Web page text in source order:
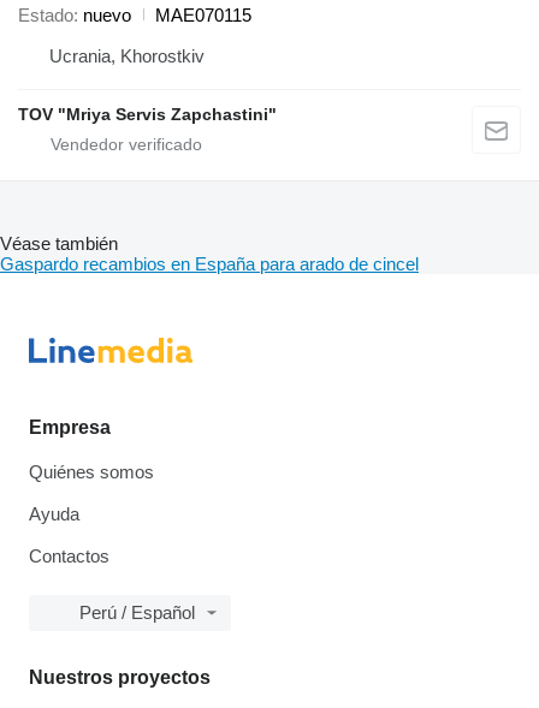
Estado nuevo
МАЕ070115
Ucrania, Khorostkiv
TOV "Mriya Servis Zapchastini"
Véase también
Gaspardo recambios en España para arado de cincel
Empresa
Quiénes somos
Ayuda
Contactos
Perú / Español
Nuestros proyectos